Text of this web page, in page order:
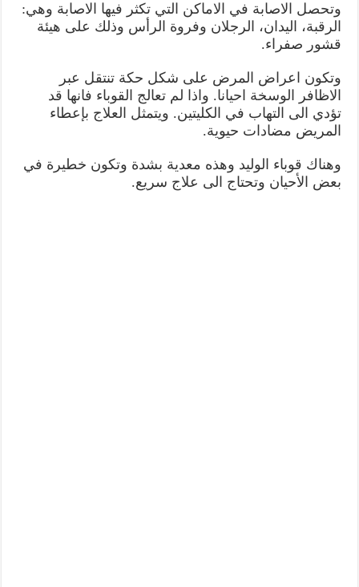
وتحصل الاصابة في الاماكن التي تكثر فيها الاصابة وهي:
الرقبة، اليدان، الرجلان وفروة الرأس وذلك على هيئة
قشور صفراء.
وتكون اعراض المرض على شكل حكة تنتقل عبر
الاظافر الوسخة احيانا. واذا لم تعالج القوباء فانها قد
تؤدي الى التهاب في الكليتين. ويتمثل العلاج بإعطاء
المريض مضادات حيوية.
وهناك قوباء الوليد وهذه معدية بشدة وتكون خطيرة في
بعض الأحيان وتحتاج الى علاج سريع.